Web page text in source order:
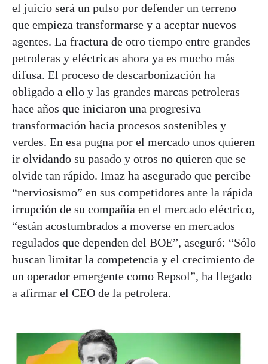
el juicio será un pulso por defender un terreno
que empieza transformarse y a aceptar nuevos
agentes. La fractura de otro tiempo entre grandes
petroleras y eléctricas ahora ya es mucho más
difusa. El proceso de descarbonización ha
obligado a ello y las grandes marcas petroleras
hace años que iniciaron una progresiva
transformación hacia procesos sostenibles y
verdes. En esa pugna por el mercado unos quieren
ir olvidando su pasado y otros no quieren que se
olvide tan rápido. Imaz ha asegurado que percibe
“nerviosismo” en sus competidores ante la rápida
irrupción de su compañía en el mercado eléctrico,
“están acostumbrados a moverse en mercados
regulados que dependen del BOE”, aseguró: “Sólo
buscan limitar la competencia y el crecimiento de
un operador emergente como Repsol”, ha llegado
a afirmar el CEO de la petrolera.